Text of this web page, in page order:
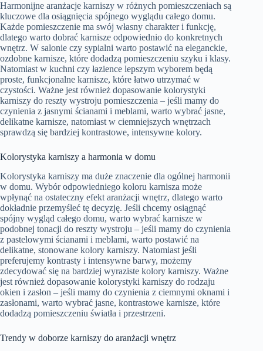
Harmonijne aranżacje karniszy w różnych pomieszczeniach są
kluczowe dla osiągnięcia spójnego wyglądu całego domu.
Każde pomieszczenie ma swój własny charakter i funkcję,
dlatego warto dobrać karnisze odpowiednio do konkretnych
wnętrz. W salonie czy sypialni warto postawić na eleganckie,
ozdobne karnisze, które dodadzą pomieszczeniu szyku i klasy.
Natomiast w kuchni czy łazience lepszym wyborem będą
proste, funkcjonalne karnisze, które łatwo utrzymać w
czystości. Ważne jest również dopasowanie kolorystyki
karniszy do reszty wystroju pomieszczenia – jeśli mamy do
czynienia z jasnymi ścianami i meblami, warto wybrać jasne,
delikatne karnisze, natomiast w ciemniejszych wnętrzach
sprawdzą się bardziej kontrastowe, intensywne kolory.
Kolorystyka karniszy a harmonia w domu
Kolorystyka karniszy ma duże znaczenie dla ogólnej harmonii
w domu. Wybór odpowiedniego koloru karnisza może
wpłynąć na ostateczny efekt aranżacji wnętrz, dlatego warto
dokładnie przemyśleć tę decyzję. Jeśli chcemy osiągnąć
spójny wygląd całego domu, warto wybrać karnisze w
podobnej tonacji do reszty wystroju – jeśli mamy do czynienia
z pastelowymi ścianami i meblami, warto postawić na
delikatne, stonowane kolory karniszy. Natomiast jeśli
preferujemy kontrasty i intensywne barwy, możemy
zdecydować się na bardziej wyraziste kolory karniszy. Ważne
jest również dopasowanie kolorystyki karniszy do rodzaju
okien i zasłon – jeśli mamy do czynienia z ciemnymi oknami i
zasłonami, warto wybrać jasne, kontrastowe karnisze, które
dodadzą pomieszczeniu światła i przestrzeni.
Trendy w doborze karniszy do aranżacji wnętrz